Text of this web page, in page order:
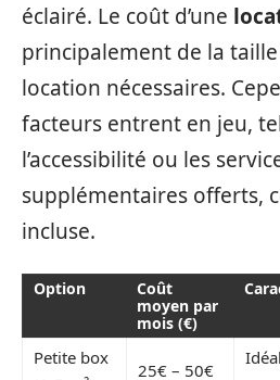
éclairé. Le coût d’une
principalement de la
location nécessaires.
facteurs entrent en jeu,
l’accessibilité ou les
supplémentaires offerts,
incluse.
Option
Coût
moyen par
mois (€)
Petite box
25€ – 50€